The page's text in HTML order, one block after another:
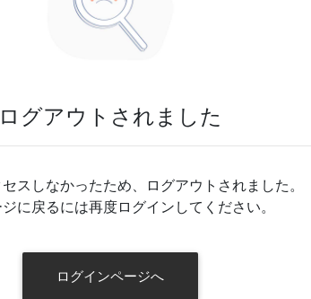
ログアウトされました
スしなかったため、ログアウトされました。
に戻るには再度ログインしてください。